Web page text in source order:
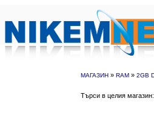
МАГАЗИН » RAM » 2GB
Търси в целия магазин: